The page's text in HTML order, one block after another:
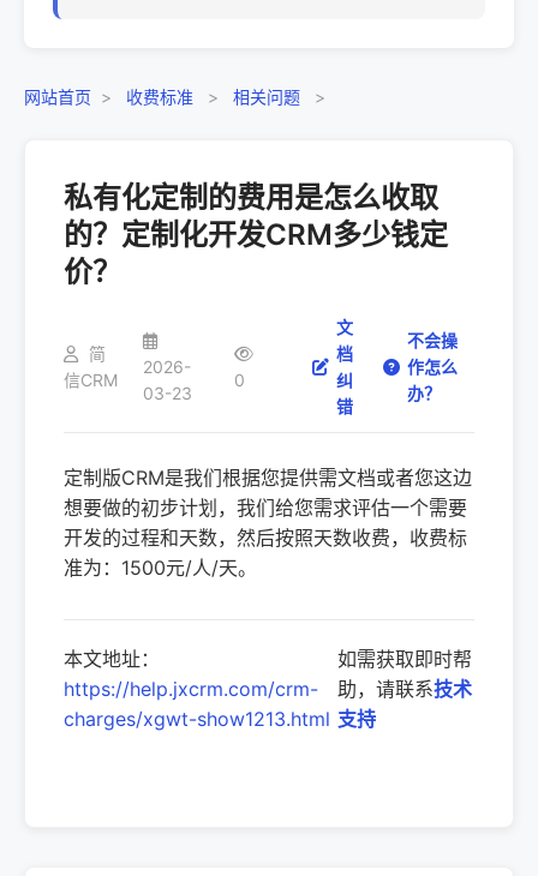
网站首页 > 收费标准 > 相关问题 >
私有化定制的费用是怎么收取
的？定制化开发CRM多少钱定
价？
简
信CRM
2026-
03-23
0
文
档
纠
错
不会操
作怎么
办？
定制版CRM是我们根据您提供需文档或者您这边
想要做的初步计划，我们给您需求评估一个需要
开发的过程和天数，然后按照天数收费，收费标
准为：1500元/人/天。
本文地址：
https://help.jxcrm.com/crm-
charges/xgwt-show1213.html
如需获取即时帮
助，请联系技术
支持